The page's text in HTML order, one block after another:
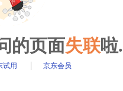
的页面失联啦
试用 京东会员